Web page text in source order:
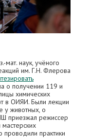
наук, учёного
им. Г.Н. Флерова
о получении 119 и
химических
в ОИЯИ. Были лекции
у животных, о
приезжал режиссер
практики